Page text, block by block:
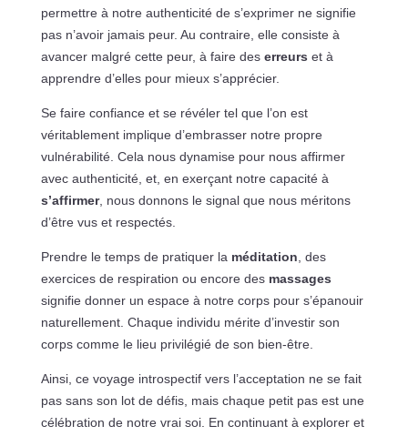
permettre à notre authenticité de s’exprimer ne signifie
pas n’avoir jamais peur. Au contraire, elle consiste à
avancer malgré cette peur, à faire des erreurs et à
apprendre d’elles pour mieux s’apprécier.
Se faire confiance et se révéler tel que l’on est
véritablement implique d’embrasser notre propre
vulnérabilité. Cela nous dynamise pour nous affirmer
avec authenticité, et, en exerçant notre capacité à
s’affirmer, nous donnons le signal que nous méritons
d’être vus et respectés.
Prendre le temps de pratiquer la méditation , des
exercices de respiration ou encore des massages
signifie donner un espace à notre corps pour s’épanouir
naturellement. Chaque individu mérite d’investir son
corps comme le lieu privilégié de son bien-être.
Ainsi, ce voyage introspectif vers l’acceptation ne se fait
pas sans son lot de défis, mais chaque petit pas est une
célébration de notre vrai soi. En continuant à explorer et